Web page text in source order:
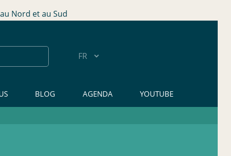
au Nord et au Sud
BLOG AGENDA YOUTUBE